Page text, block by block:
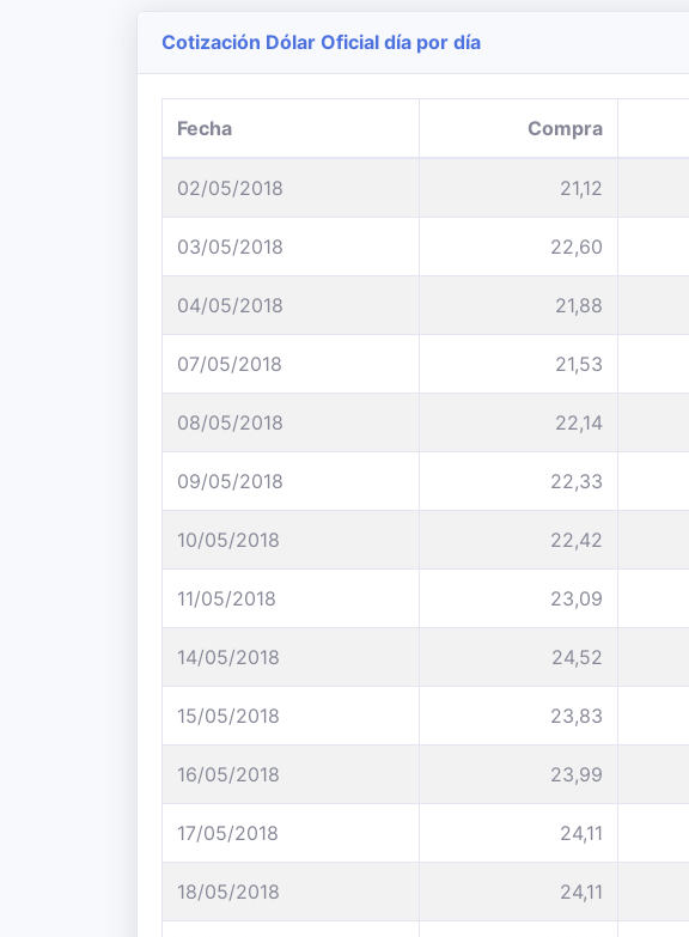
Cotización Dólar Oficial día por día
Fecha Compra
02/05/2018 21,12
03/05/2018 22,60
04/05/2018 21,88
07/05/2018 21,53
08/05/2018 22,14
09/05/2018 22,33
10/05/2018 22,42
11/05/2018 23,09
14/05/2018 24,52
15/05/2018 23,83
16/05/2018 23,99
17/05/2018 24,11
18/05/2018 24,11